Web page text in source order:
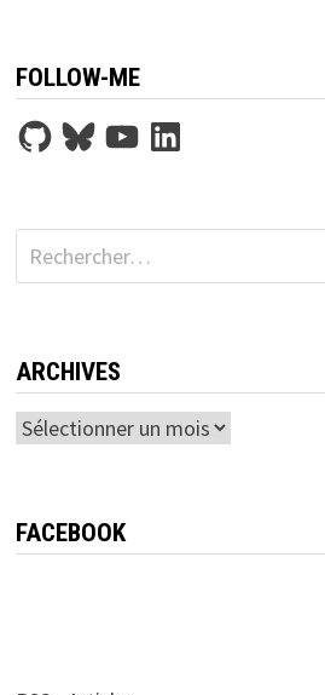
FOLLOW-ME
GitHubBlueskyYouTubeLinkedIn
Rechercher :
ARCHIVES
Archives
FACEBOOK